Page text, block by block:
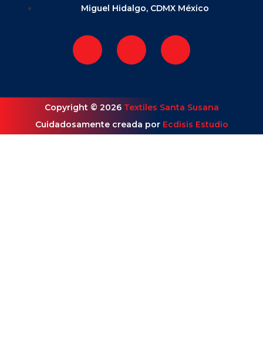
Miguel Hidalgo, CDMX México
Copyright © 2026 Textiles Santa Susana
Cuidadosamente creada por Ecdisis Estudio